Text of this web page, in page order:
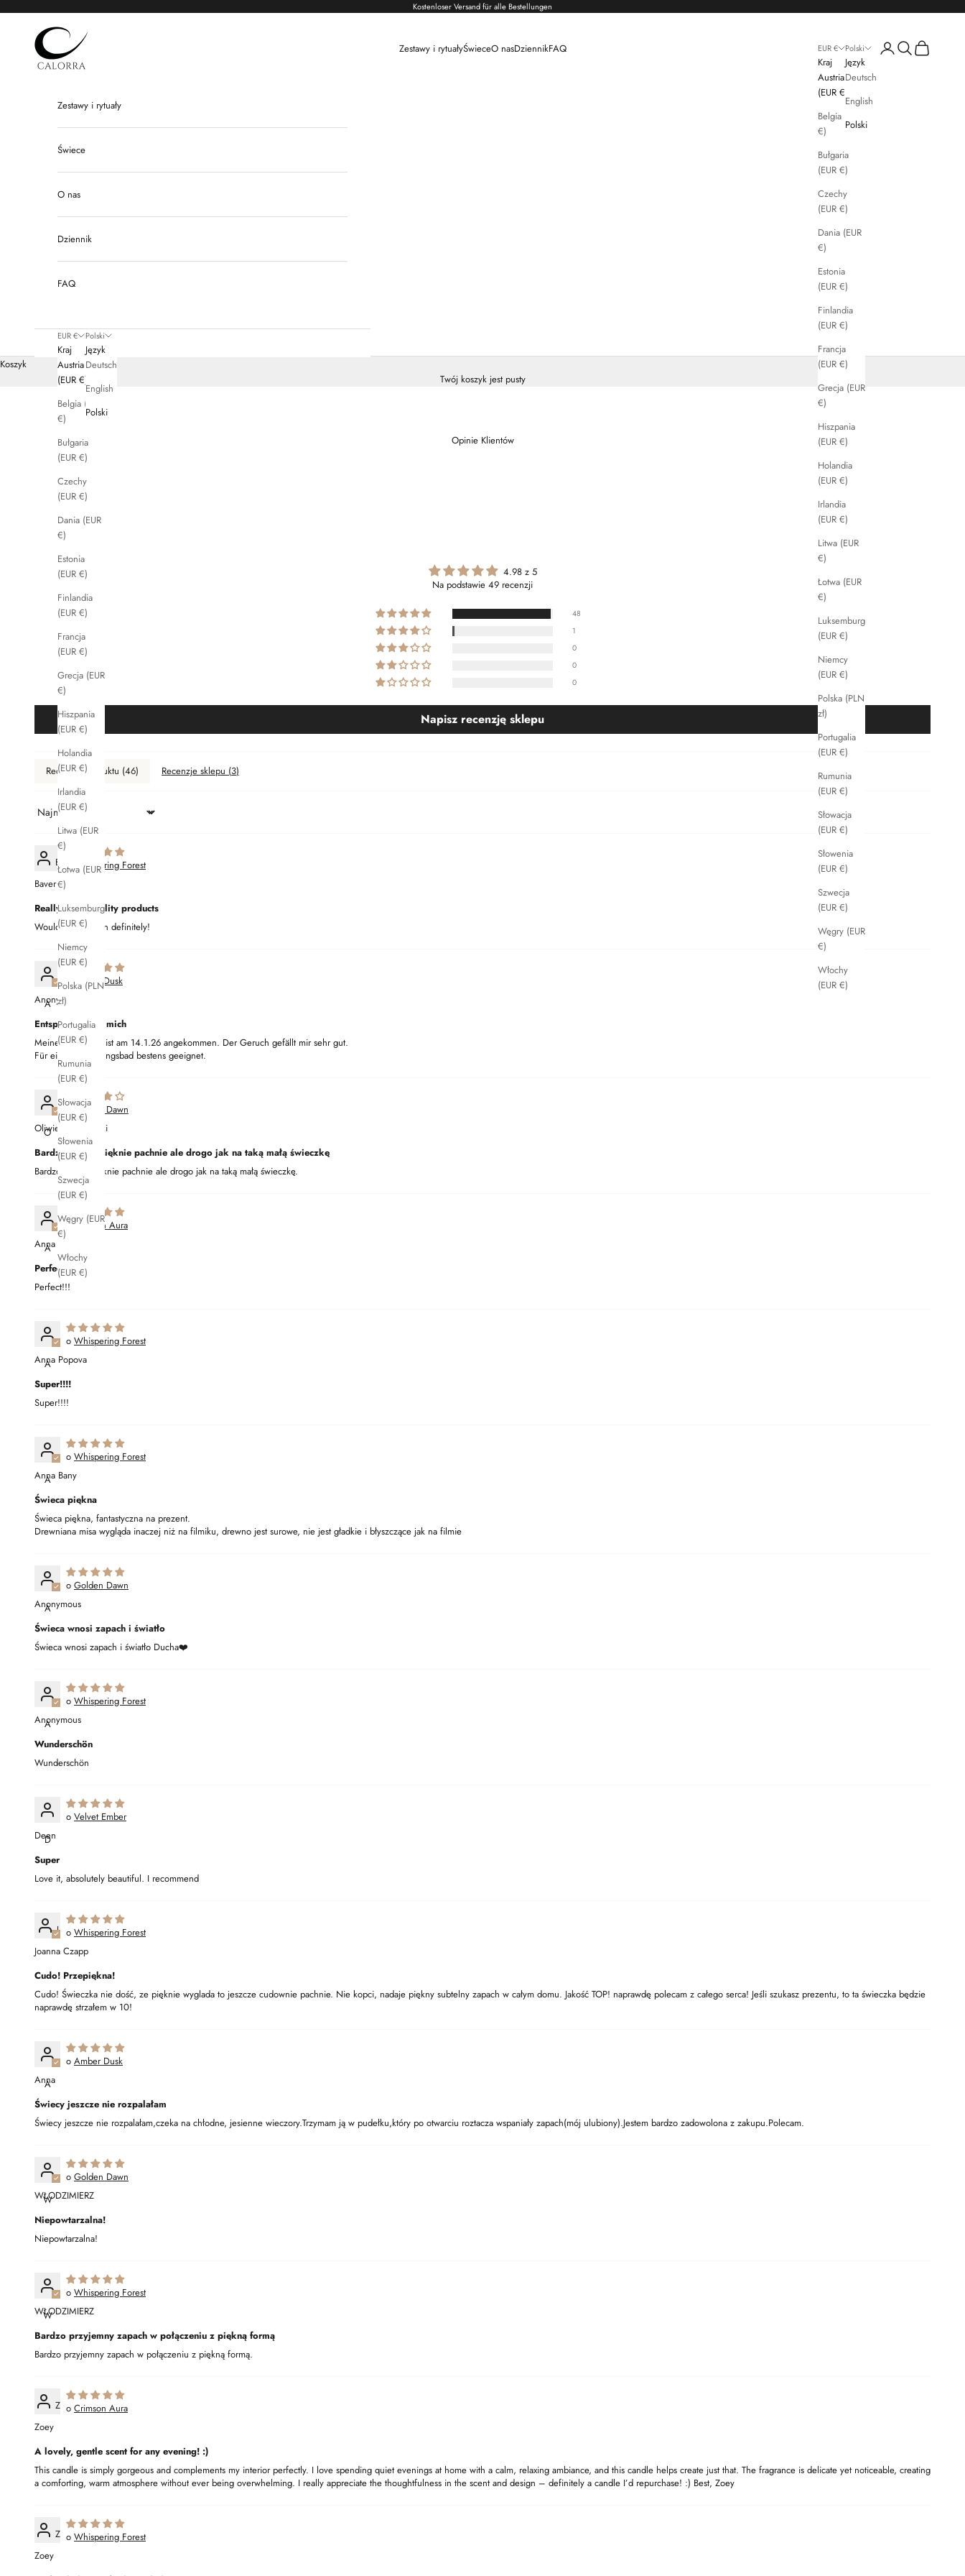
Kostenloser Versand für alle Bestellungen
Calorra
Zestawy i rytuałyŚwieceO nasDziennikFAQ EUR €
Kraj
Austria
(EUR €)
Belgia (EUR
€)
Bułgaria
(EUR €)
Czechy
(EUR €)
Dania (EUR
€)
Estonia
(EUR €)
Finlandia
(EUR €)
Francja
(EUR €)
Grecja (EUR
€)
Hiszpania
(EUR €)
Holandia
(EUR €)
Irlandia
(EUR €)
Litwa (EUR
€)
Łotwa (EUR
€)
Luksemburg
(EUR €)
Niemcy
(EUR €)
Polska (PLN
zł)
Portugalia
(EUR €)
Rumunia
(EUR €)
Słowacja
(EUR €)
Słowenia
(EUR €)
Szwecja
(EUR €)
Węgry (EUR
€)
Włochy
(EUR €)
Polski
Język
Deutsch
English
Polski
Zaloguj się
SzukajKoszyk
Zestawy i rytuały
Świece
O nas
Dziennik
FAQ
EUR €
Kraj
Austria
(EUR €)
Belgia (EUR
€)
Bułgaria
(EUR €)
Czechy
(EUR €)
Dania (EUR
€)
Estonia
(EUR €)
Finlandia
(EUR €)
Francja
(EUR €)
Grecja (EUR
€)
Hiszpania
(EUR €)
Holandia
(EUR €)
Irlandia
(EUR €)
Litwa (EUR
€)
Łotwa (EUR
€)
Luksemburg
(EUR €)
Niemcy
(EUR €)
Polska (PLN
zł)
Portugalia
(EUR €)
Rumunia
(EUR €)
Słowacja
(EUR €)
Słowenia
(EUR €)
Szwecja
(EUR €)
Węgry (EUR
€)
Włochy
(EUR €)
Polski
Język
Deutsch
English
Polski
Koszyk
Twój koszyk jest pusty
Opinie Klientów
4.98 z 5
Na podstawie 49 recenzji
48
1
0
0
0
Napisz recenzję sklepu
Recenzje produktu (46) Recenzje sklepu (3)
Sort by
B
Whispering Forest
Baver Acu
Really great quality products
Would buy it again definitely!
A
Amber Dusk
Anonymous
Entspannung für mich
Meine Bestellung ist am 14.1.26 angekommen. Der Geruch gefällt mir sehr gut.
Für ein Entspannungsbad bestens geeignet.
O
Golden Dawn
Oliwier Kraćkowski
Bardzo ładnqi pięknie pachnie ale drogo jak na taką małą świeczkę
Bardzo ładnqi pięknie pachnie ale drogo jak na taką małą świeczkę.
A
Crimson Aura
Anna Popova
Perfect!!!
Perfect!!!
A
Whispering Forest
Anna Popova
Super!!!!
Super!!!!
A
Whispering Forest
Anna Bany
Świeca piękna
Świeca piękna, fantastyczna na prezent.
Drewniana misa wygląda inaczej niż na filmiku, drewno jest surowe, nie jest gładkie i błyszczące jak na filmie
A
Golden Dawn
Anonymous
Świeca wnosi zapach i światło
Świeca wnosi zapach i światło Ducha❤️
A
Whispering Forest
Anonymous
Wunderschön
Wunderschön
D
Velvet Ember
Deen
Super
Love it, absolutely beautiful. I recommend
J
Whispering Forest
Joanna Czapp
Cudo! Przepiękna!
Cudo! Świeczka nie dość, ze pięknie wyglada to jeszcze cudownie pachnie. Nie kopci, nadaje piękny subtelny zapach w całym domu. Jakość TOP! naprawdę polecam z całego serca! Jeśli szukasz prezentu, to ta świeczka będzie
naprawdę strzałem w 10!
A
Amber Dusk
Anna
Świecy jeszcze nie rozpalałam
Świecy jeszcze nie rozpalałam,czeka na chłodne, jesienne wieczory.Trzymam ją w pudełku,który po otwarciu roztacza wspaniały zapach(mój ulubiony).Jestem bardzo zadowolona z zakupu.Polecam.
W
Golden Dawn
WŁODZIMIERZ
Niepowtarzalna!
Niepowtarzalna!
W
Whispering Forest
WŁODZIMIERZ
Bardzo przyjemny zapach w połączeniu z piękną formą
Bardzo przyjemny zapach w połączeniu z piękną formą.
Z
Crimson Aura
Zoey
A lovely, gentle scent for any evening! :)
This candle is simply gorgeous and complements my interior perfectly. I love spending quiet evenings at home with a calm, relaxing ambiance, and this candle helps create just that. The fragrance is delicate yet noticeable, creating
a comforting, warm atmosphere without ever being overwhelming. I really appreciate the thoughtfulness in the scent and design – definitely a candle I’d repurchase! :) Best, Zoey
Z
Whispering Forest
Zoey